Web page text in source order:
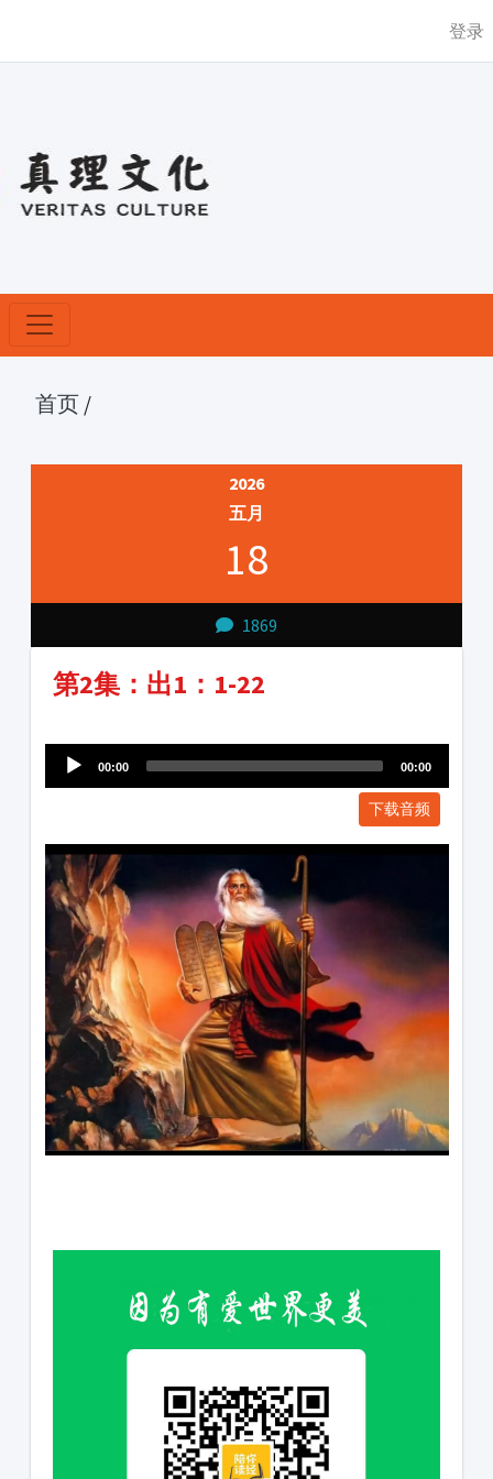
登录
首页 /
2026
五月
18
1869
第2集：出1：1-22
Player
00:00 00:00
下载音频